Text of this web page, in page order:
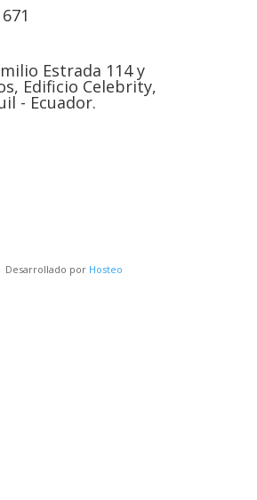
Estrada 114 y
Edificio Celebrity,
- Ecuador.
Desarrollado por Hosteo